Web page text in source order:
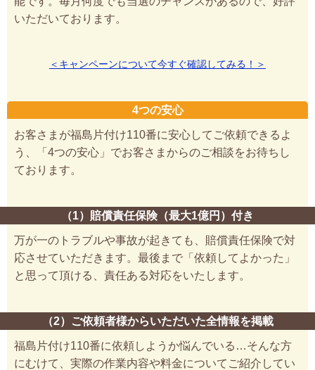
いただいております。
＜キャンペーンについて今すぐ確認してみる！＞
4つの安心
お客さまが福島片付け110番に安心してご依頼できるよ
う、「4つの安心」でお客さまからのご相談をお待ちし
ております。
（1）賠償責任保険（最大1億円）付き
万が一のトラブルや事故が起きても、賠償責任保険で対
応させていただきます。最後まで「依頼してよかった」
と思って頂ける、責任ある対応をいたします。
（2）ご依頼者様からいただいた全情報を掲載
福島片付け110番に依頼しようか悩んでいる…そんな方
にむけて、実際の作業内容や料金についてご紹介してい